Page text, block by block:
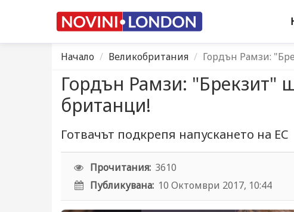
Начало Великобритания Гордън Рамзи:
Гордън Рамзи: "Брекзит"
британци!
Готвачът подкрепя напускането на ЕС
Прочитания: 3610
Публикувана: 10 Октомври 2017, 10:44